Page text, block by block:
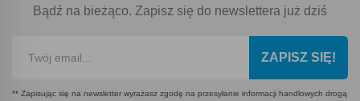
Bądź na bieżąco. Zapisz się do newslettera już dziś
ZAPISZ SIĘ!
** Zapisując się na newsletter wyrażasz zgodę na przesyłanie informacji handlowych drogą